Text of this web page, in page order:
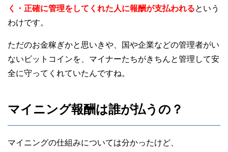
く・正確に管理をしてくれた人に報酬が支払われるという
わけです。
ただのお金稼ぎかと思いきや、国や企業などの管理者がい
ないビットコインを、マイナーたちがきちんと管理して安
全に守ってくれていたんですね。
マイニング報酬は誰が払うの？
マイニングの仕組みについては分かったけど、